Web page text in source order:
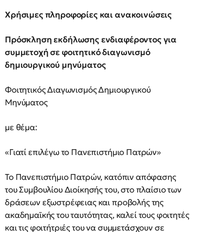
Χρήσιμες πληροφορίες και ανακοινώσεις
Πρόσκληση εκδήλωσης ενδιαφέροντος για
συμμετοχή σε φοιτητικό διαγωνισμό
δημιουργικού μηνύματος
Φοιτητικός Διαγωνισμός Δημιουργικού
Μηνύματος
με θέμα:
«Γιατί επιλέγω το Πανεπιστήμιο Πατρών»
Το Πανεπιστήμιο Πατρών, κατόπιν απόφασης
του Συμβουλίου Διοίκησής του, στο πλαίσιο των
δράσεων εξωστρέφειας και προβολής της
ακαδημαϊκής του ταυτότητας, καλεί τους φοιτητές
και τις φοιτήτριές του να συμμετάσχουν σε